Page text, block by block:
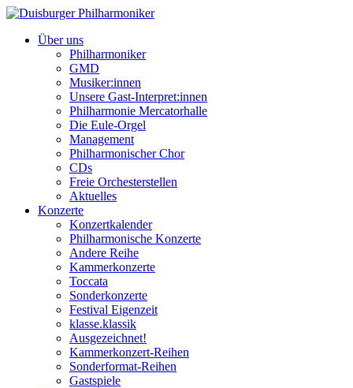
Über uns
Philharmoniker
GMD
Musiker:innen
Unsere Gast-Interpret:innen
Philharmonie Mercatorhalle
Die Eule-Orgel
Management
Philharmonischer Chor
CDs
Freie Orchesterstellen
Aktuelles
Konzerte
Konzertkalender
Philharmonische Konzerte
Andere Reihe
Kammerkonzerte
Toccata
Sonderkonzerte
Festival Eigenzeit
klasse.klassik
Ausgezeichnet!
Kammerkonzert-Reihen
Sonderformat-Reihen
Gastspiele